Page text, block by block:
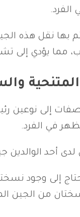
الفرد.
بها نقل هذه
مما يؤدي
إلى نوعين
في الفرد.
لدى أحد
إلى وجود
من الجين